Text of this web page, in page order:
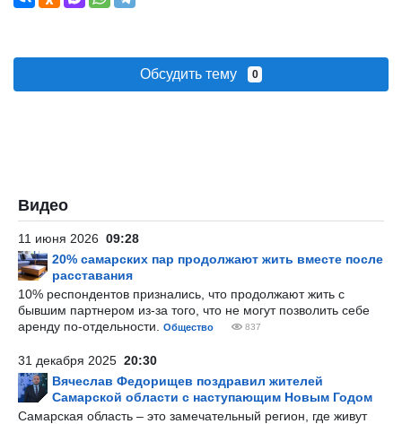
Обсудить тему 0
Видео
11 июня 2026 09:28
20% самарских пар продолжают жить вместе после
расставания
10% респондентов признались, что продолжают жить с
бывшим партнером из-за того, что не могут позволить себе
аренду по-отдельности.
Общество 837
31 декабря 2025 20:30
Вячеслав Федорищев поздравил жителей
Самарской области с наступающим Новым Годом
Самарская область – это замечательный регион, где живут